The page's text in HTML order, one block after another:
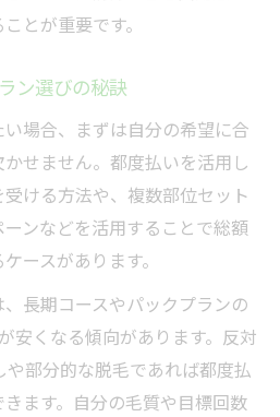
とが重要です。
ン選びの秘訣
場合、まずは自分の希望に合
せません。都度払いを活用し
ける方法や、複数部位セット
ンなどを活用することで総額
ースがあります。
長期コースやパックプランの
安くなる傾向があります。反対
部分的な脱毛であれば都度払
ます。自分の毛質や目標回数